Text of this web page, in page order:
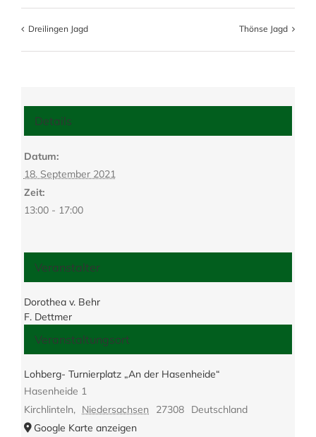
Dreilingen Jagd Thönse Jagd
Details
Datum:
18. September 2021
Zeit:
13:00 - 17:00
Veranstaltungsort
Lohberg- Turnierplatz „An der Hasenheide“
Hasenheide 1
Kirchlinteln, Niedersachsen 27308
Deutschland
Google Karte anzeigen
Veranstalter
Dorothea v. Behr
F. Dettmer